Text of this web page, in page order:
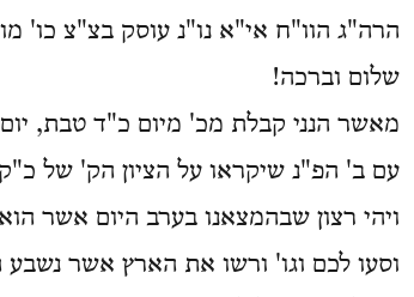
הרה"ג הוו"ח אי"א נו"נ עוסק בצ"צ כו'
שלום וברכה!
מאשר הנני קבלת מכ' מיום כ"ד טבת, יום
עם ב' הפ"נ שיקראו על הציון הק' של
ויהי רצון שבהמצאנו בערב היום אשר
וסעו לכם וגו' ורשו את הארץ אשר